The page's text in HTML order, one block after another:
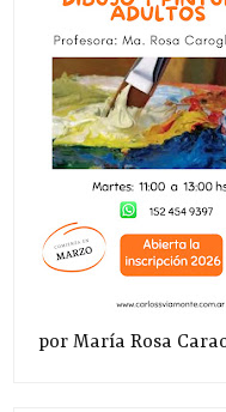
por María Rosa